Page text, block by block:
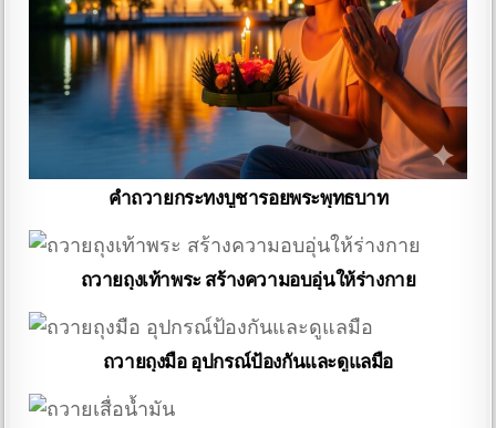
คำถวายกระทงบูชารอยพระพุทธบาท
ถวายถุงเท้าพระ สร้างความอบอุ่นให้ร่างกาย
ถวายถุงมือ อุปกรณ์ป้องกันและดูแลมือ